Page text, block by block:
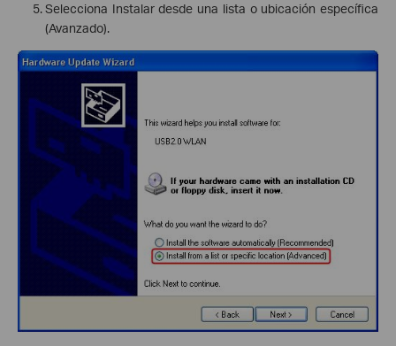
Selecciona Instalar desde una lista o ubicación específica
(Avanzado).